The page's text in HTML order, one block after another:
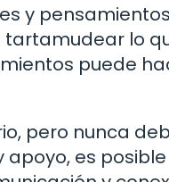
y pensamientos
tartamudear lo
puede
pero nunca
es posible